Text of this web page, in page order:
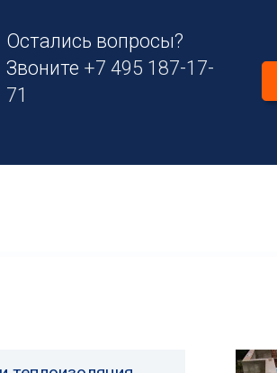
Остались вопросы?
Звоните +7 495 187-17-
71